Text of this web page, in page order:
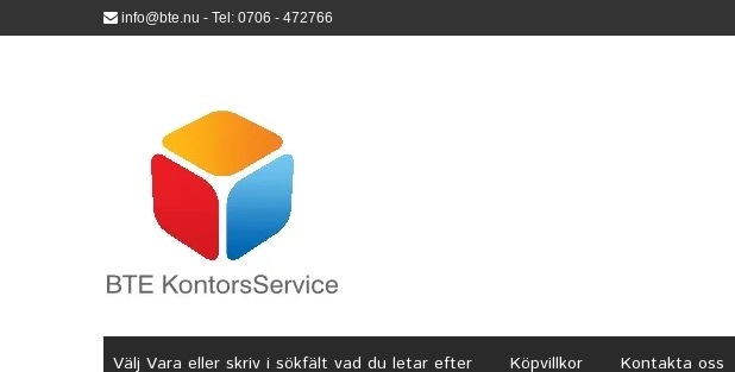
info@bte.nu - Tel: 0706 - 472766
Välj Vara eller skriv i sökfält vad du letar efter Köpvillkor Kontakta oss